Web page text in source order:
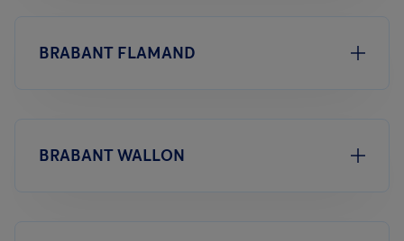
BRABANT FLAMAND
BRABANT WALLON